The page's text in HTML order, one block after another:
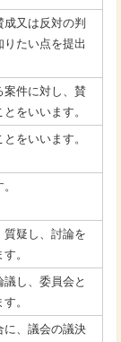
又は反対の判
たい点を提出
案件に対し、賛
をいいます。
をいいます。
疑し、討論を
。
し、委員会と
。
に、議会の議決